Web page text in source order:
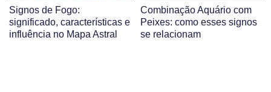
Signos de Fogo:
significado, características e
influência no Mapa Astral
Combinação Aquário com
Peixes: como esses signos
se relacionam